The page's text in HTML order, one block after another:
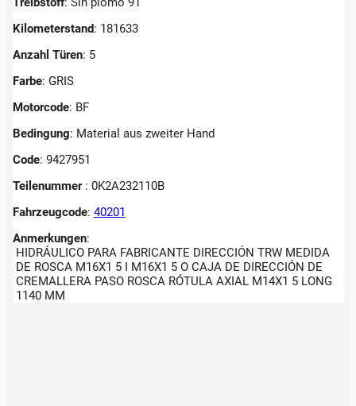
Kilometerstand: 181633
Anzahl Türen: 5
Farbe: GRIS
Motorcode: BF
Bedingung: Material aus zweiter Hand
Code: 9427951
Teilenummer : 0K2A232110B
Fahrzeugcode: 40201
Anmerkungen:
HIDRÁULICO PARA FABRICANTE DIRECCIÓN TRW MEDIDA
DE ROSCA M16X1 5 I M16X1 5 O CAJA DE DIRECCIÓN DE
CREMALLERA PASO ROSCA RÓTULA AXIAL M14X1 5 LONG
1140 MM